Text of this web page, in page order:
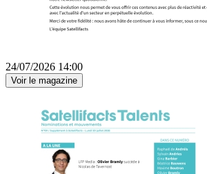
24/07/2026 14:00
Voir le magazine